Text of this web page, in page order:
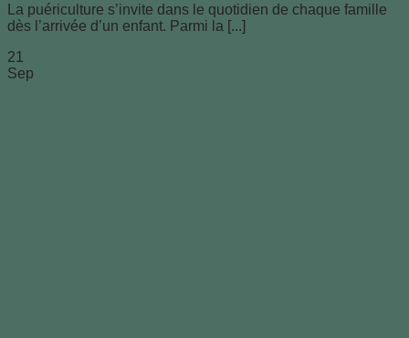
La puériculture s’invite dans le quotidien de chaque famille
dès l’arrivée d’un enfant. Parmi la [...]
21
Sep